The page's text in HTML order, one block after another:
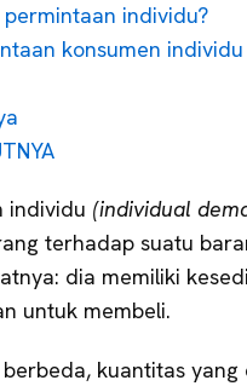
individu?
konsumen
individu (individual
terhadap suatu
dia memiliki
untuk membeli.
kuantitas